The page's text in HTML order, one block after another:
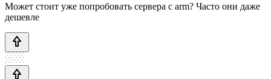
Может стоит уже попробовать сервера с arm? Часто они даже
дешевле